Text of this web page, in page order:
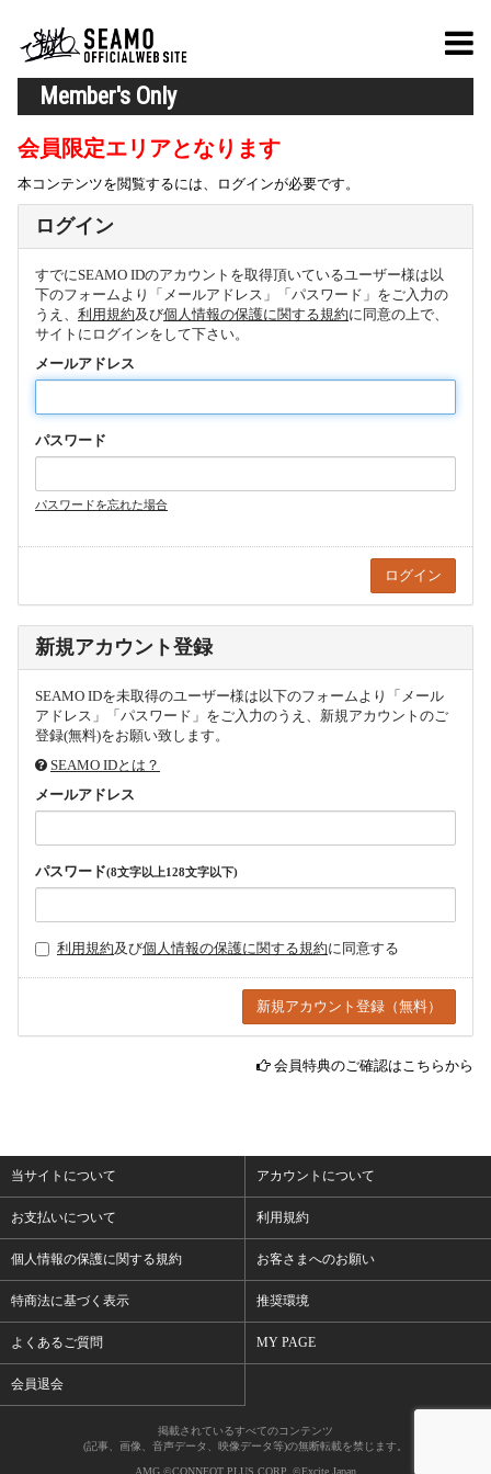
Member's Only
会員限定エリアとなります
本コンテンツを閲覧するには、ログインが必要です。
ログイン
すでにSEAMO IDのアカウントを取得頂いているユーザー様は以
下のフォームより「メールアドレス」「パスワード」をご入力の
うえ、 利用規約及び個人情報の保護に関する規約に同意の上で、
サイトにログインをして下さい。
メールアドレス
パスワード
パスワードを忘れた場合
新規アカウント登録
SEAMO IDを未取得のユーザー様は以下のフォームより「メール
アドレス」「パスワード」をご入力のうえ、新規アカウントのご
登録(無料)をお願い致します。
SEAMO IDとは？
メールアドレス
パスワード(8文字以上128文字以下)
利用規約及び個人情報の保護に関する規約に同意する
会員特典のご確認はこちらから
当サイトについて アカウントについて
お支払いについて 利用規約
個人情報の保護に関する規約 お客さまへのお願い
特商法に基づく表示 推奨環境
よくあるご質問 MY PAGE
会員退会
掲載されているすべてのコンテンツ
(記事、画像、音声データ、映像データ等)の無断転載を禁じます。
AMG ©CONNEQT PLUS CORP. ©Excite Japan